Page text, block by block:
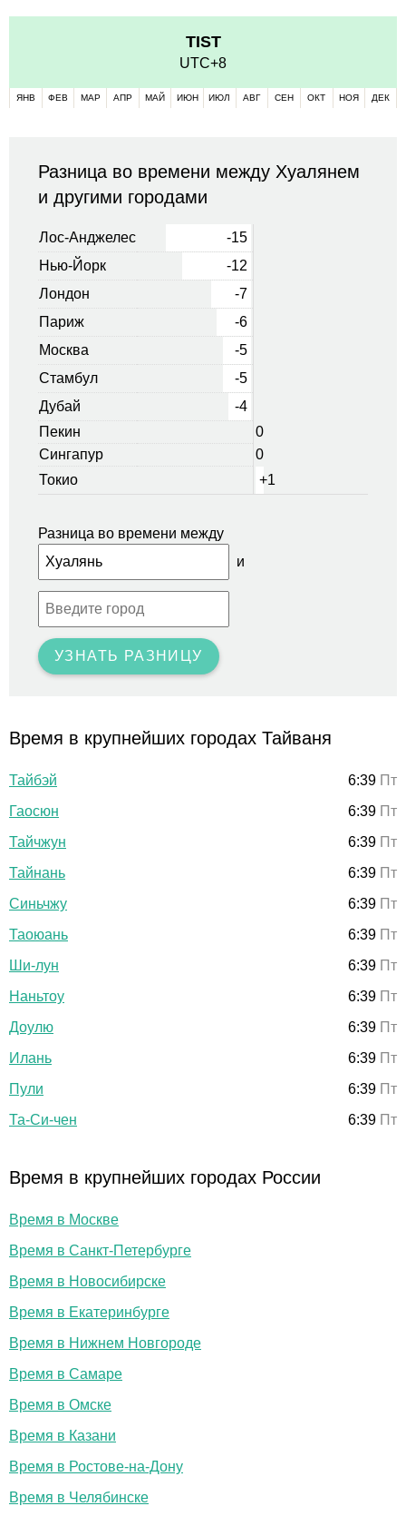
TIST
UTC+8
ЯНВ ФЕВ МАР АПР МАЙ ИЮН ИЮЛ АВГ СЕН ОКТ НОЯ ДЕК
Разница во времени между Хуалянем
и другими городами
Лос-Анджелес
-15
Нью-Йорк
-12
Лондон
-7
Париж
-6
Москва
-5
Стамбул
-5
Дубай
-4
Пекин
0
Сингапур
0
Токио
+1
Разница во времени между
и
УЗНАТЬ РАЗНИЦУ
Время в крупнейших городах Тайваня
Тайбэй 6:39 Пт
Гаосюн
6:39 Пт
Тайчжун
6:39 Пт
Тайнань
6:39 Пт
Синьчжу
6:39 Пт
Таоюань
6:39 Пт
Ши-лун
6:39 Пт
Наньтоу
6:39 Пт
Доулю
6:39 Пт
Илань
6:39 Пт
Пули
6:39 Пт
Та-Си-чен
6:39 Пт
Время в крупнейших городах России
Время в Москве
Время в Санкт-Петербурге
Время в Новосибирске
Время в Екатеринбурге
Время в Нижнем Новгороде
Время в Самаре
Время в Омске
Время в Казани
Время в Ростове-на-Дону
Время в Челябинске